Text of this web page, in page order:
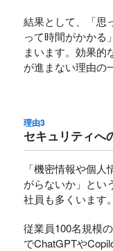
結果として、「思
って時間がかかる
まいます。効果的
が進まない理由の
理由3
セキュリティへ
「機密情報や個
がらないか」とい
社員も多くいます。
従業員100名規模
でChatGPTや